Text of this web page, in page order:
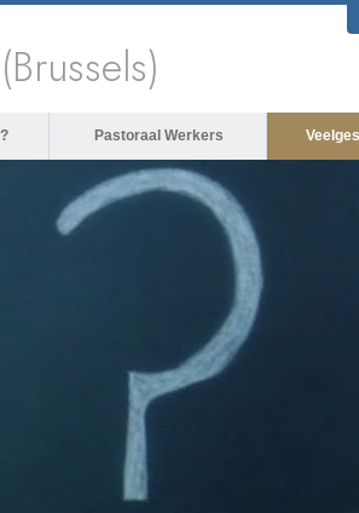
Pastoraal Werkers